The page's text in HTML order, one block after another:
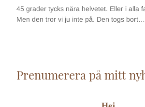
45 grader tycks nära helvetet. Eller i alla
Men den tror vi ju inte på. Den togs bort…
Prenumerera på mitt